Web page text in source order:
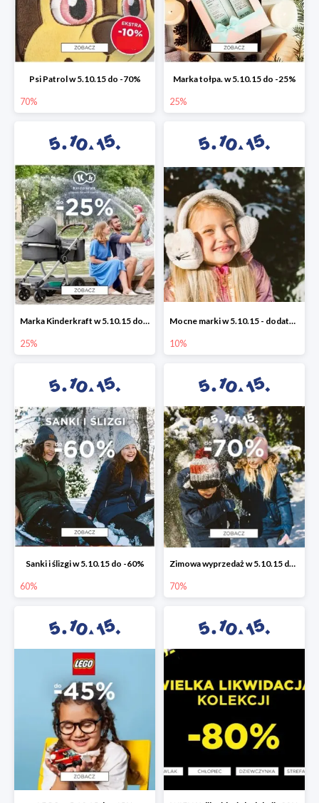
Psi Patrol w 5.10.15 do -70%
70%
Marka tołpa. w 5.10.15 do -25%
25%
Marka Kinderkraft w 5.10.15 do -25%
25%
Mocne marki w 5.10.15 - dodatkowe -10% rabatu
10%
Sanki i ślizgi w 5.10.15 do -60%
60%
Zimowa wyprzedaż w 5.10.15 do -70%
70%